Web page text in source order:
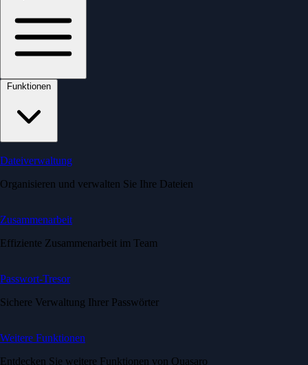
Dateiverwaltung
Organisieren und verwalten Sie Ihre Dateien
Zusammenarbeit
Effiziente Zusammenarbeit im Team
Passwort-Tresor
Sichere Verwaltung Ihrer Passwörter
Weitere Funktionen
Entdecken Sie weitere Funktionen von Quasaro